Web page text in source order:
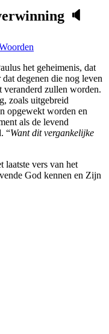
🔈
het geheimenis, dat
degenen die nog leven
veranderd zullen worden.
zoals uitgebreid
opgewekt worden en
als de levend
“Want dit vergankelijke
laatste vers van het
God kennen en Zijn